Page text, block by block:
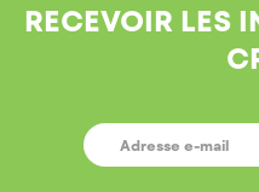
RECEVOIR LES
E-
MAIL *